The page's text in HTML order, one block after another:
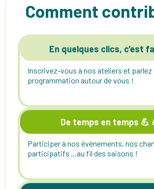
Comment
En quelques clics, c'est
Inscrivez-vous à nos ateliers et parlez
programmation autour de vous !
De temps en temps 💪
Participer à nos événements, nos
participatifs ...au fil des saisons !